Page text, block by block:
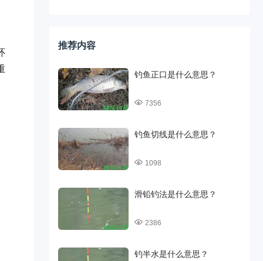
推荐内容
钓鱼正口是什么意思？
7356
钓鱼切线是什么意思？
1098
滑铅钓法是什么意思？
2386
钓半水是什么意思？